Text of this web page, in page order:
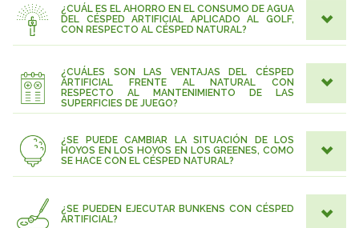
¿CUÁL ES EL AHORRO EN EL CONSUMO DE AGUA
DEL CÉSPED ARTIFICIAL APLICADO AL GOLF,
CON RESPECTO AL CÉSPED NATURAL?
¿CUÁLES SON LAS VENTAJAS DEL CÉSPED
ARTIFICIAL FRENTE AL NATURAL CON
RESPECTO AL MANTENIMIENTO DE LAS
SUPERFICIES DE JUEGO?
¿SE PUEDE CAMBIAR LA SITUACIÓN DE LOS
HOYOS EN LOS HOYOS EN LOS GREENES, COMO
SE HACE CON EL CÉSPED NATURAL?
¿SE PUEDEN EJECUTAR BUNKENS CON CÉSPED
ARTIFICIAL?